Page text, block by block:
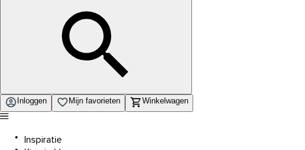
Inloggen Mijn favorieten Winkelwagen
Inspiratie